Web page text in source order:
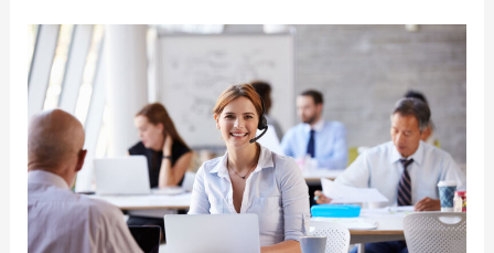
Claves
para
que
tu
Call
Center
sea